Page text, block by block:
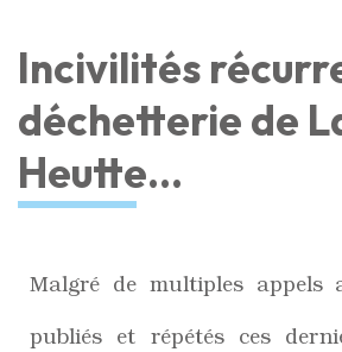
Incivilités
déchetterie de
Heutte…
Malgré de multiples appels
publiés et répétés ces